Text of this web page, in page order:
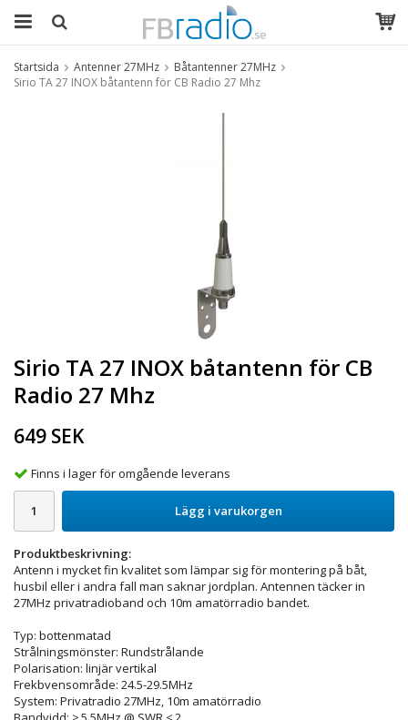
Startsida Antenner 27MHz
Båtantenner 27MHz
Sirio TA 27 INOX båtantenn för CB Radio 27 Mhz
Sirio TA 27 INOX båtantenn för CB
Radio 27 Mhz
649 SEK
Finns i lager för omgående leverans
Lägg i varukorgen
Produktbeskrivning:
Antenn i mycket fin kvalitet som lämpar sig för montering på båt,
husbil eller i andra fall man saknar jordplan. Antennen täcker in
27MHz privatradioband och 10m amatörradio bandet.
Typ: bottenmatad
Strålningsmönster: Rundstrålande
Polarisation: linjär vertikal
Frekbvensområde: 24.5-29.5MHz
System: Privatradio 27MHz, 10m amatörradio